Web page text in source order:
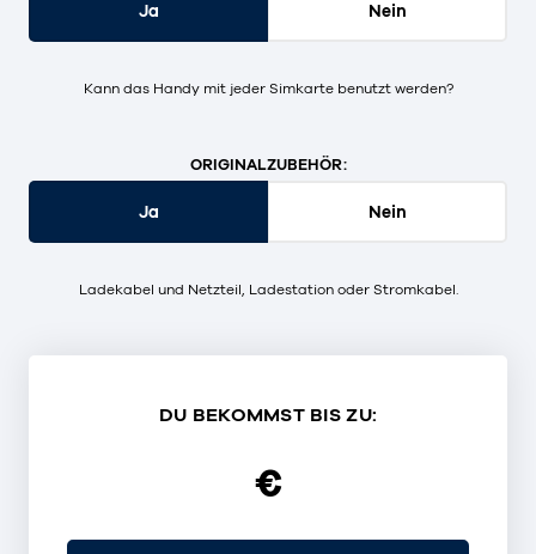
Ja Nein
Kann das Handy mit jeder Simkarte benutzt werden?
ORIGINALZUBEHÖR:
Ja Nein
Ladekabel und Netzteil, Ladestation oder Stromkabel.
DU BEKOMMST BIS ZU:
€